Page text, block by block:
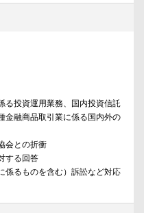
る投資運用業務、国内投資信託
金融商品取引業に係る国内外の
会との折衝
する回答
係るものを含む）訴訟など対応